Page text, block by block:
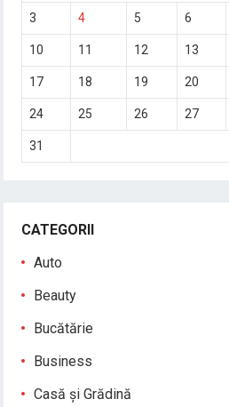
3 4 5 6
10 11 12 13
17 18 19 20
24 25 26 27
31
CATEGORII
Auto
Beauty
Bucătărie
Business
Casă și Grădină